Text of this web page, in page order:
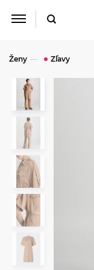
Ženy Zľavy